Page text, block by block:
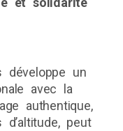
développe un
avec la
authentique,
peut